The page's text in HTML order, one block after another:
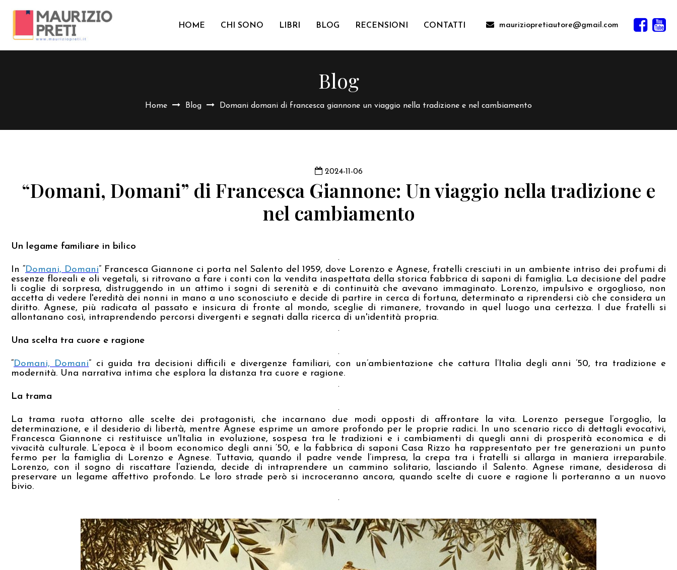
HOME CHI SONO LIBRI BLOG RECENSIONI CONTATTI mauriziopretiautore@gmail.com
Blog
Home Blog Domani domani di francesca giannone un viaggio nella tradizione e nel cambiamento
2024-11-06
“Domani, Domani” di Francesca Giannone: Un viaggio nella tradizione e
nel cambiamento
Un legame familiare in bilico
.
In “Domani, Domani” Francesca Giannone ci porta nel Salento del 1959, dove Lorenzo e Agnese, fratelli cresciuti in un ambiente intriso dei profumi di
essenze floreali e oli vegetali, si ritrovano a fare i conti con la vendita inaspettata della storica fabbrica di saponi di famiglia. La decisione del padre
li coglie di sorpresa, distruggendo in un attimo i sogni di serenità e di continuità che avevano immaginato. Lorenzo, impulsivo e orgoglioso, non
accetta di vedere l'eredità dei nonni in mano a uno sconosciuto e decide di partire in cerca di fortuna, determinato a riprendersi ciò che considera un
diritto. Agnese, più radicata al passato e insicura di fronte al mondo, sceglie di rimanere, trovando in quel luogo una certezza. I due fratelli si
allontanano così, intraprendendo percorsi divergenti e segnati dalla ricerca di un'identità propria.
.
Una scelta tra cuore e ragione
.
“Domani, Domani” ci guida tra decisioni difficili e divergenze familiari, con un’ambientazione che cattura l’Italia degli anni ’50, tra tradizione e
modernità. Una narrativa intima che esplora la distanza tra cuore e ragione.
.
La trama
.
La trama ruota attorno alle scelte dei protagonisti, che incarnano due modi opposti di affrontare la vita. Lorenzo persegue l’orgoglio, la
determinazione, e il desiderio di libertà, mentre Agnese esprime un amore profondo per le proprie radici. In uno scenario ricco di dettagli evocativi,
Francesca Giannone ci restituisce un'Italia in evoluzione, sospesa tra le tradizioni e i cambiamenti di quegli anni di prosperità economica e di
vivacità culturale. L’epoca è il boom economico degli anni ‘50, e la fabbrica di saponi Casa Rizzo ha rappresentato per tre generazioni un punto
fermo per la famiglia di Lorenzo e Agnese. Tuttavia, quando il padre vende l’impresa, la crepa tra i fratelli si allarga in maniera irreparabile.
Lorenzo, con il sogno di riscattare l’azienda, decide di intraprendere un cammino solitario, lasciando il Salento. Agnese rimane, desiderosa di
preservare un legame affettivo profondo. Le loro strade però si incroceranno ancora, quando scelte di cuore e ragione li porteranno a un nuovo
bivio.
.